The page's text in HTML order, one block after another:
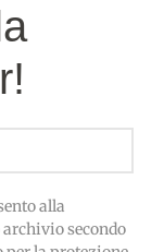
alla
secondo